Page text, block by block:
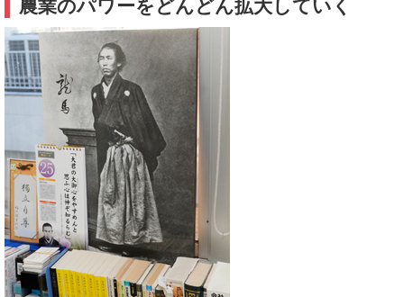
農業のパワーをどんどん拡大していく